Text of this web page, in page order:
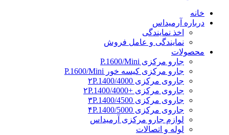
خانه
درباره آرمیداس
اخذ نمایندگی
نمایندگی و عامل فروش
محصولات
جارو مرکزی P.1600/Mini
جارو مرکزی کیسه خور P.1600/Mini
جاروی مرکزی ۲P.1400/4000
جاروی مرکزی +۲P.1400/4000
جاروی مرکزی ۳P.1400/4500
جاروی مرکزی ۴P.1400/5000
لوازم جارو مرکزی آرمیداس
لوله و اتصالات